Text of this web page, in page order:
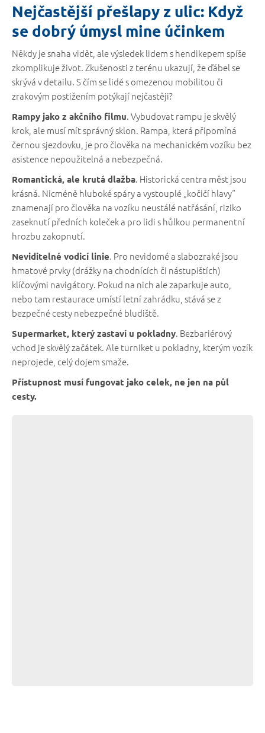
Nejčastější přešlapy z ulic: Když
se dobrý úmysl mine účinkem
Někdy je snaha vidět, ale výsledek lidem s hendikepem spíše
zkomplikuje život. Zkušenosti z terénu ukazují, že ďábel se
skrývá v detailu. S čím se lidé s omezenou mobilitou či
zrakovým postižením potýkají nejčastěji?
Rampy jako z akčního filmu. Vybudovat rampu je skvělý
krok, ale musí mít správný sklon. Rampa, která připomíná
černou sjezdovku, je pro člověka na mechanickém vozíku bez
asistence nepoužitelná a nebezpečná.
Romantická, ale krutá dlažba. Historická centra měst jsou
krásná. Nicméně hluboké spáry a vystouplé „kočičí hlavy“
znamenají pro člověka na vozíku neustálé natřásání, riziko
zaseknutí předních koleček a pro lidi s hůlkou permanentní
hrozbu zakopnutí.
Neviditelné vodicí linie. Pro nevidomé a slabozraké jsou
hmatové prvky (drážky na chodnících či nástupištích)
klíčovými navigátory. Pokud na nich ale zaparkuje auto,
nebo tam restaurace umístí letní zahrádku, stává se z
bezpečné cesty nebezpečné bludiště.
Supermarket, který zastaví u pokladny. Bezbariérový
vchod je skvělý začátek. Ale turniket u pokladny, kterým vozík
neprojede, celý dojem smaže.
Přístupnost musí fungovat jako celek, ne jen na půl
cesty.